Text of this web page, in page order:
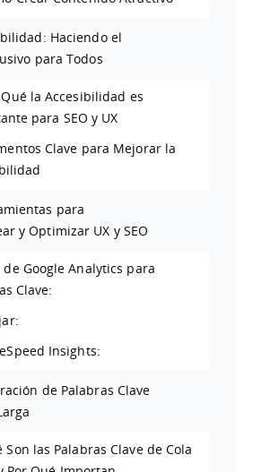
Haciendo el
para Todos
la Accesibilidad es
para SEO y UX
Clave para Mejorar la
para
y Optimizar UX y SEO
de Google Analytics para
Clave:
Insights:
de Palabras Clave
Son las Palabras Clave de Cola